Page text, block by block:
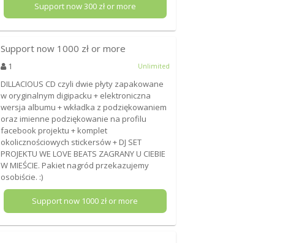
Support now300zł or more
Support now 1000 zł or more
1 Unlimited
DILLACIOUS CD czyli dwie płyty zapakowane
w oryginalnym digipacku + elektroniczna
wersja albumu + wkładka z podziękowaniem
oraz imienne podziękowanie na profilu
facebook projektu + komplet
okolicznościowych stickersów + DJ SET
PROJEKTU WE LOVE BEATS ZAGRANY U CIEBIE
W MIEŚCIE. Pakiet nagród przekazujemy
osobiście. :)
Support now 1000 zł or more